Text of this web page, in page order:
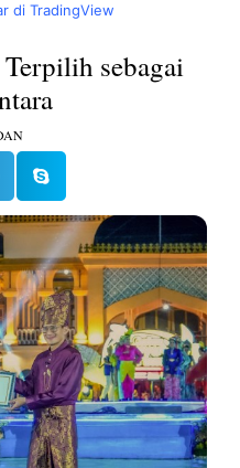
di TradingView
sebagai